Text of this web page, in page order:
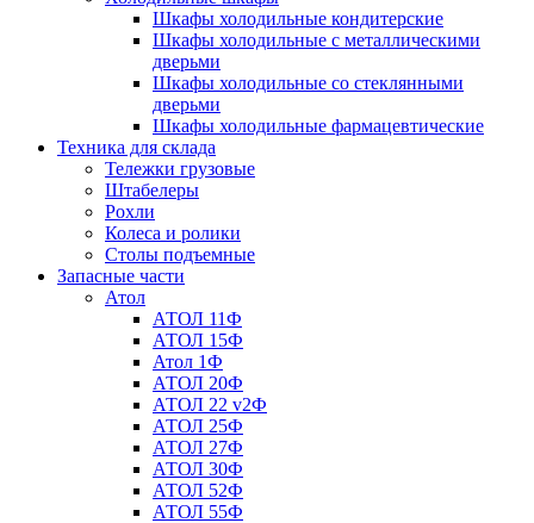
Шкафы холодильные кондитерские
Шкафы холодильные с металлическими
дверьми
Шкафы холодильные со стеклянными
дверьми
Шкафы холодильные фармацевтические
Техника для склада
Тележки грузовые
Штабелеры
Рохли
Колеса и ролики
Столы подъемные
Запасные части
Атол
АТОЛ 11Ф
АТОЛ 15Ф
Атол 1Ф
АТОЛ 20Ф
АТОЛ 22 v2Ф
АТОЛ 25Ф
АТОЛ 27Ф
АТОЛ 30Ф
АТОЛ 52Ф
АТОЛ 55Ф